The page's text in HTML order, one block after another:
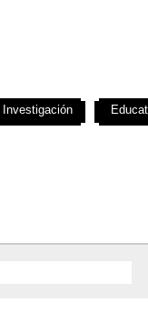
Investigación